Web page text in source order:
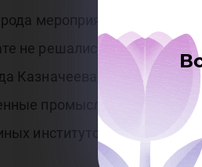
мероприятия не
не решались. Попытка их
Казначеева, директор
промыслы остро
институтов.